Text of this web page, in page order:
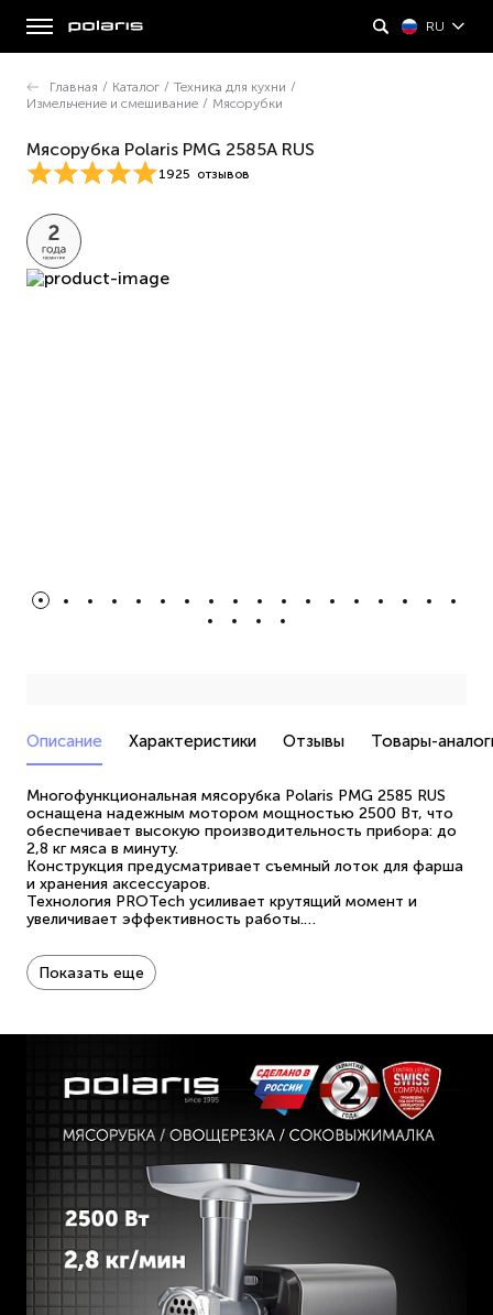
RU
Главная / Каталог / Техника для кухни /
Измельчение и смешивание / Мясорубки
Мясорубка Polaris PMG 2585A RUS
1925 отзывов
Описание Характеристики Отзывы Товары-
Многофункциональная мясорубка Polaris PMG 2585 RUS
оснащена надежным мотором мощностью 2500 Вт, что
обеспечивает высокую производительность прибора: до
2,8 кг мяса в минуту.
Конструкция предусматривает съемный лоток для фарша
и хранения аксессуаров.
Технология PROTech усиливает крутящий момент и
увеличивает эффективность работы.
PROMETAL.
В комплект входят 3 диска из нержавеющей стали (3, 5 и
7 мм) для приготовления фарша различной консистенции.
Дополнительно в комплект входят насадки для
приготовления колбас, кеббе и овощерезка с 4-мя
барабанами (мелкая терка, крупная терка, терка для
шинковки, терка для драников).
Для обеспечения безопасности мясорубка оснащена
защитой двигателя от перегрузки PROtect+, поэтому вы
можете быть уверены в том, что она прослужит вам
долго.
Простота сборки и эксплуатации делает ее незаменимым
помощником на кухне.
Гарантия 2 года.
Показать еще